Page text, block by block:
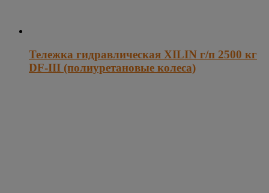
Тележка гидравлическая XILIN г/п 2500 кг
DF-III (полиуретановые колеса)